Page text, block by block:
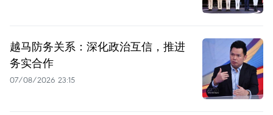
越马防务关系：深化政治互信，推进
务实合作
07/08/2026 23:15